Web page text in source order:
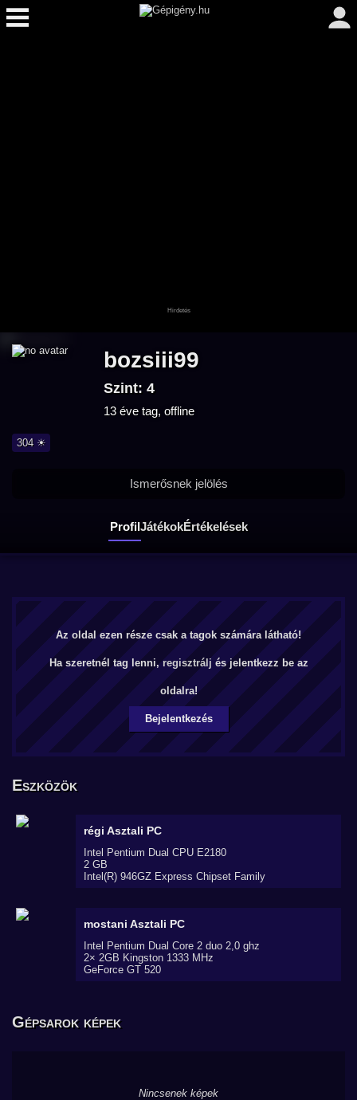
bozsiii99
Szint: 4
13 éve tag, offline
304 ☀
ProfilJátékokÉrtékelések
Ismerősnek jelölés
Az oldal ezen része csak a tagok számára látható!
Ha szeretnél tag lenni, regisztrálj és jelentkezz be az
oldalra!
Bejelentkezés
Eszközök
régi Asztali PC
Intel Pentium Dual CPU E2180
2 GB
Intel(R) 946GZ Express Chipset Family
mostani Asztali PC
Intel Pentium Dual Core 2 duo 2,0 ghz
2× 2GB Kingston 1333 MHz
GeForce GT 520
Gépsarok képek
Nincsenek képek